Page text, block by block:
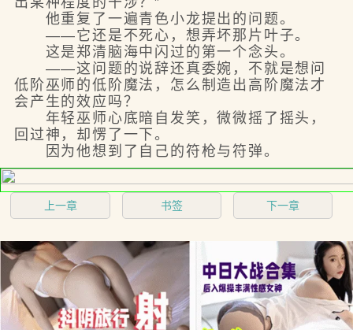
他重复了一遍青色小龙提出的问题。
——它还是不死心，想弄坏那片叶子。
这是郑清脑海中闪过的第一个念头。
——这问题的说辞还真委婉，不就是想问
低阶巫师的低阶魔法，怎么制造出高阶魔法才
会产生的效应吗？
年轻巫师心底暗自发笑，微微摇了摇头，
回过神，却愣了一下。
因为他想到了自己的符枪与符弹。
上一章 书签 下一章